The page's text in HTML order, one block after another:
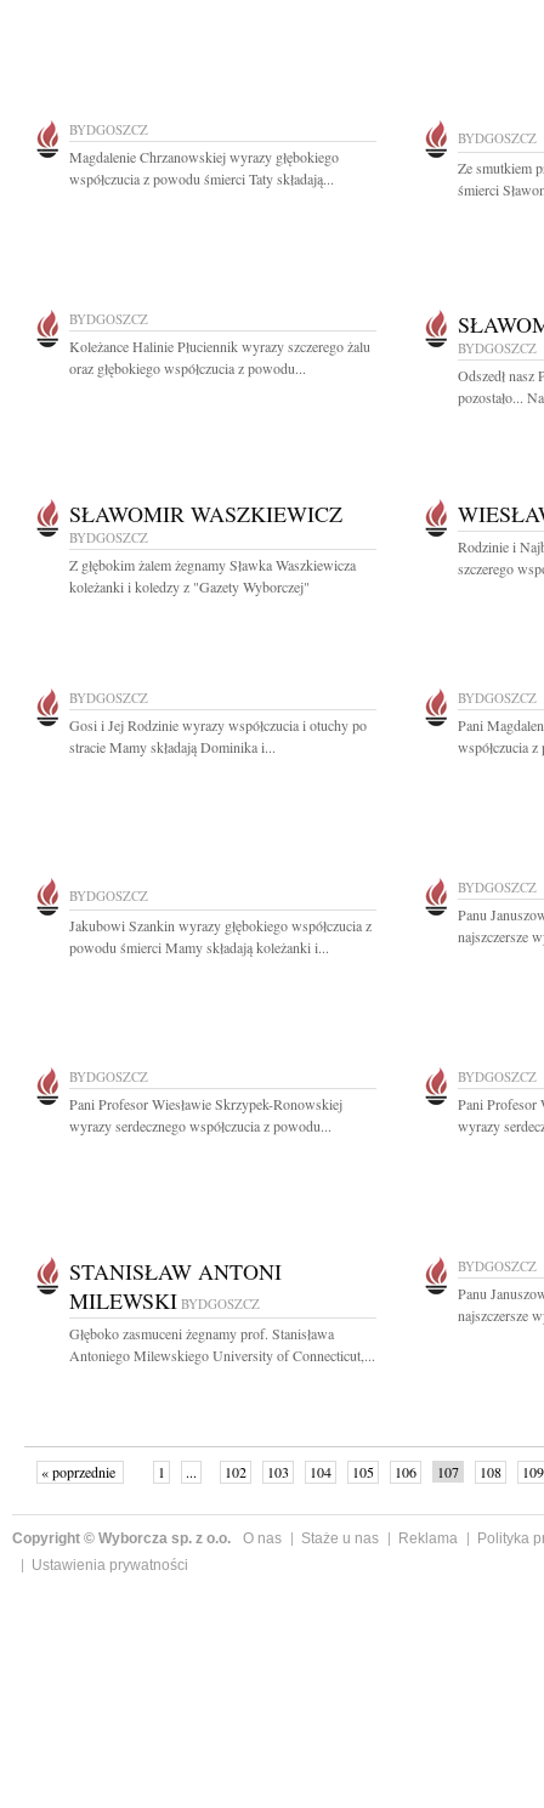
BYDGOSZCZ
Magdalenie Chrzanowskiej wyrazy głębokiego
współczucia z powodu śmierci Taty składają...
BYDGOSZCZ
Ze smutkiem
śmierci
BYDGOSZCZ
Koleżance Halinie Płuciennik wyrazy szczerego żalu
oraz głębokiego współczucia z powodu...
BYDGOSZCZ
Odszedł nasz
pozostało...
SŁAWOMIR WASZKIEWICZ
BYDGOSZCZ
Z głębokim żalem żegnamy Sławka Waszkiewicza
koleżanki i koledzy z "Gazety Wyborczej"
Rodzinie i
szczerego
BYDGOSZCZ
Gosi i Jej Rodzinie wyrazy współczucia i otuchy po
stracie Mamy składają Dominika i...
BYDGOSZCZ
Pani
współczucia
BYDGOSZCZ
Jakubowi Szankin wyrazy głębokiego współczucia z
powodu śmierci Mamy składają koleżanki i...
BYDGOSZCZ
Panu
najszczersze
BYDGOSZCZ
Pani Profesor Wiesławie Skrzypek-Ronowskiej
wyrazy serdecznego współczucia z powodu...
BYDGOSZCZ
Pani Profesor
wyrazy
STANISŁAW ANTONI
MILEWSKI BYDGOSZCZ
Głęboko zasmuceni żegnamy prof. Stanisława
Antoniego Milewskiego University of Connecticut,...
BYDGOSZCZ
Panu
najszczersze
« poprzednie 1 ... 102 103 104 105 106 107 108
109
Copyright © Wyborcza sp. z o.o. O nas Staże u nas Reklama
Polityka
Ustawienia prywatności